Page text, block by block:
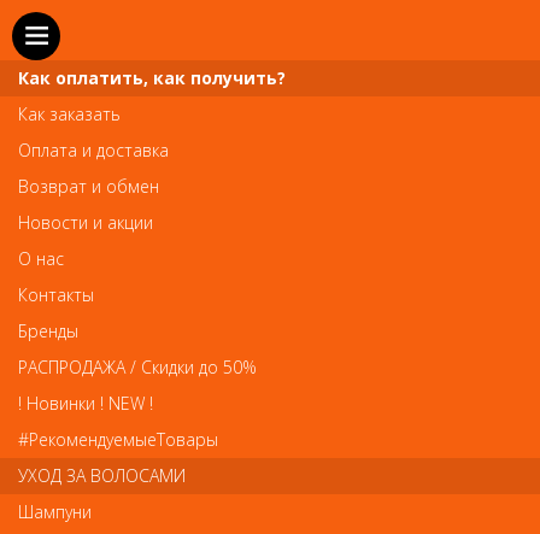
SEO
Как оплатить, как получить?
Как заказать
Оплата и доставка
Возврат и обмен
Новости и акции
О нас
Контакты
Бренды
РАСПРОДАЖА / Скидки до 50%
! Новинки ! NEW !
#РекомендуемыеТовары
УХОД ЗА ВОЛОСАМИ
Шампуни